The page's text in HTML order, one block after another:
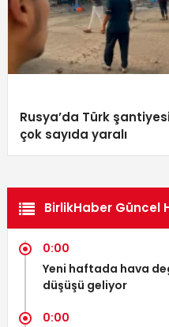
Rusya’da Türk
çok sayıda yaralı
BirlikHaber Güncel
0:00
Yeni haftada hava
düşüşü geliyor
0:00